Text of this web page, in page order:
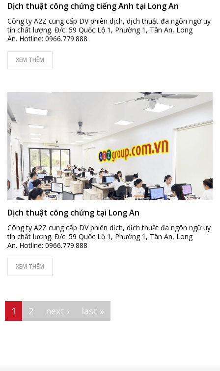
Dịch thuật công chứng tiếng Anh tại Long An
Công ty A2Z cung cấp DV phiên dịch, dịch thuật đa ngôn ngữ uy
tín chất lượng. Đ/c: 59 Quốc Lộ 1, Phường 1, Tân An, Long
An. Hotline: 0966.779.888
XEM THÊM
Dịch thuật công chứng tại Long An
Công ty A2Z cung cấp DV phiên dịch, dịch thuật đa ngôn ngữ uy
tín chất lượng. Đ/c: 59 Quốc Lộ 1, Phường 1, Tân An, Long
An. Hotline: 0966.779.888
XEM THÊM
Pages
1 2 next › last »